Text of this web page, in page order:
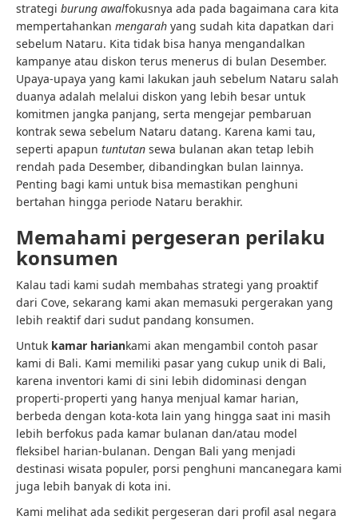
strategi burung awalfokusnya ada pada bagaimana cara kita
mempertahankan mengarah yang sudah kita dapatkan dari
sebelum Nataru. Kita tidak bisa hanya mengandalkan
kampanye atau diskon terus menerus di bulan Desember.
Upaya-upaya yang kami lakukan jauh sebelum Nataru salah
duanya adalah melalui diskon yang lebih besar untuk
komitmen jangka panjang, serta mengejar pembaruan
kontrak sewa sebelum Nataru datang. Karena kami tau,
seperti apapun tuntutan sewa bulanan akan tetap lebih
rendah pada Desember, dibandingkan bulan lainnya.
Penting bagi kami untuk bisa memastikan penghuni
bertahan hingga periode Nataru berakhir.
Memahami pergeseran perilaku
konsumen
Kalau tadi kami sudah membahas strategi yang proaktif
dari Cove, sekarang kami akan memasuki pergerakan yang
lebih reaktif dari sudut pandang konsumen.
Untuk kamar hariankami akan mengambil contoh pasar
kami di Bali. Kami memiliki pasar yang cukup unik di Bali,
karena inventori kami di sini lebih didominasi dengan
properti-properti yang hanya menjual kamar harian,
berbeda dengan kota-kota lain yang hingga saat ini masih
lebih berfokus pada kamar bulanan dan/atau model
fleksibel harian-bulanan. Dengan Bali yang menjadi
destinasi wisata populer, porsi penghuni mancanegara kami
juga lebih banyak di kota ini.
Kami melihat ada sedikit pergeseran dari profil asal negara